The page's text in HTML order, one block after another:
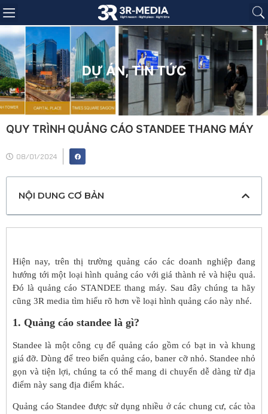
DỰ ÁN,TIN TỨC
QUY TRÌNH QUẢNG CÁO STANDEE THANG MÁY
08/01/2024
NỘI DUNG CƠ BẢN
Hiện nay, trên thị trường quảng cáo các doanh nghiệp đang
hướng tới một loại hình quảng cáo với giá thành rẻ và hiệu quả.
Đó là quảng cáo STANDEE thang máy. Sau đây chúng ta hãy
cũng 3R media tìm hiểu rõ hơn về loại hình quảng cáo này nhé.
1. Quảng cáo standee là gì?
Standee là một công cụ để quảng cáo gồm có bạt in và khung
giá đỡ. Dùng để treo biển quảng cáo, baner cỡ nhỏ. Standee nhỏ
gọn và tiện lợi, chúng ta có thể mang di chuyển dễ dàng từ địa
điểm này sang địa điểm khác.
Quảng cáo Standee được sử dụng nhiều ở các chung cư, các tòa